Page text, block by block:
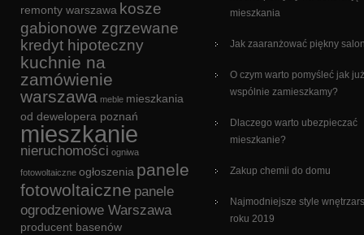
remonty warszawa kosze
gabionowe zgrzewane
kredyt hipoteczny
kuchnie na
zamówienie
warszawa meble mieszkania
od dewelopera poznań
mieszkanie
nieruchomości ogniwa
fotowoltaiczne ogłoszenia panele
fotowoltaiczne panele
ogrodzeniowe Warszawa
producent basenów
mieszkania
Jak zaaranżować piękny
O czym warto pomyśleć jak już
wspólnie zamieszkamy?
Dlaczego warto ubezpieczać
mieszkanie?
Zakup chemii do domu
Najmodniejsze style
roku 2019